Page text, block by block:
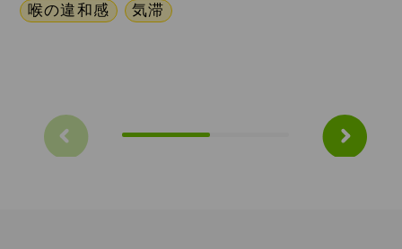
喉の違和感 気滞